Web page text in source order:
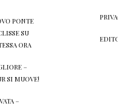
PONTE
SU
ORA
–
SI MUOVE!
–